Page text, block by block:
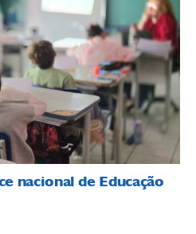
nacional de Educação